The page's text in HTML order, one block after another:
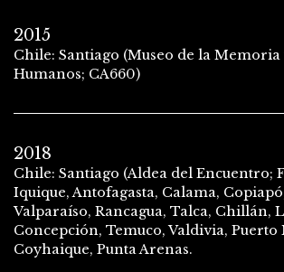
2015
Chile: Santiago (Museo de la Memoria
Humanos; CA660)
2018
Chile: Santiago (Aldea del Encuentro;
Iquique, Antofagasta, Calama,
Valparaíso, Rancagua, Talca, Chillán,
Concepción, Temuco, Valdivia,
Coyhaique, Punta Arenas.